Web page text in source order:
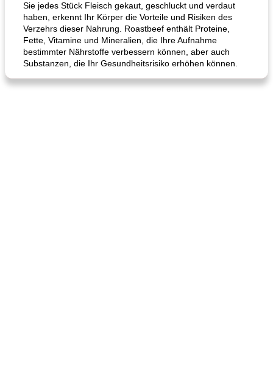
Sie jedes Stück Fleisch gekaut, geschluckt und verdaut
haben, erkennt Ihr Körper die Vorteile und Risiken des
Verzehrs dieser Nahrung. Roastbeef enthält Proteine,
Fette, Vitamine und Mineralien, die Ihre Aufnahme
bestimmter Nährstoffe verbessern können, aber auch
Substanzen, die Ihr Gesundheitsrisiko erhöhen können.